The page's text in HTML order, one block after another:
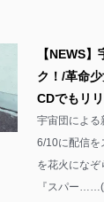
【NEWS
ク！/革命
CDでもリ
宇宙団による
6/10に配信を
を花火にな
『スパー……(